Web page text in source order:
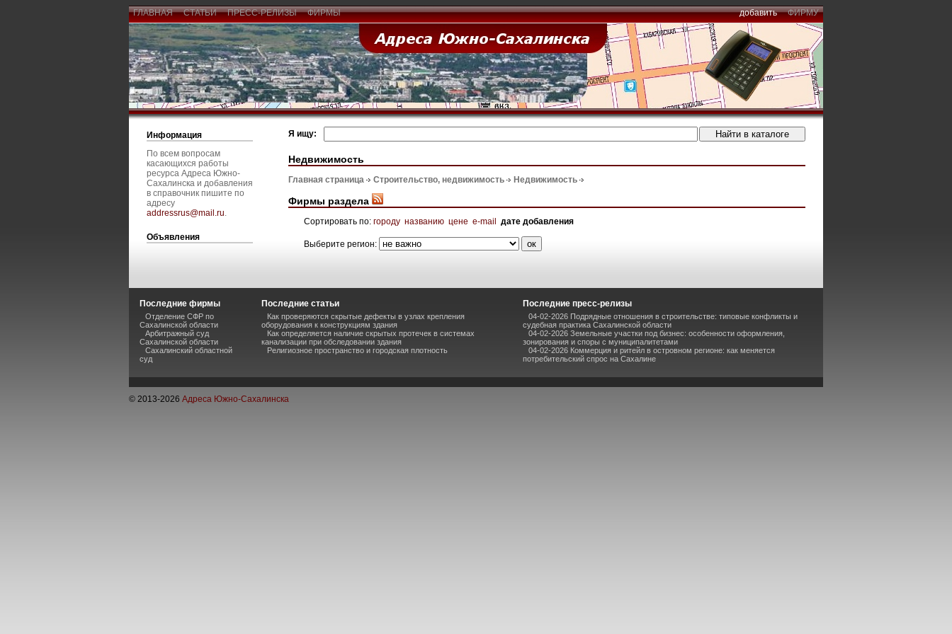
ГЛАВНАЯ СТАТЬИ ПРЕСС-РЕЛИЗЫ ФИРМЫ добавить ФИРМУ
Информация
По всем вопросам
касающихся работы
ресурса Адреса Южно-
Сахалинска и добавления
в справочник пишите по
адресу
addressrus@mail.ru.
Объявления
Я ищу:
Недвижимость
Главная страница Строительство, недвижимость Недвижимость
Фирмы раздела
Сортировать по: городу названию цене e-mail дате добавления
Выберите регион:
Последние фирмы
Отделение СФР по
Сахалинской области
Арбитражный суд
Сахалинской области
Сахалинский областной
суд
Последние статьи
Как проверяются скрытые дефекты в узлах крепления
оборудования к конструкциям здания
Как определяется наличие скрытых протечек в системах
канализации при обследовании здания
Религиозное пространство и городская плотность
Последние пресс-релизы
04-02-2026 Подрядные отношения в строительстве: типовые конфликты и
судебная практика Сахалинской области
04-02-2026 Земельные участки под бизнес: особенности оформления,
зонирования и споры с муниципалитетами
04-02-2026 Коммерция и ритейл в островном регионе: как меняется
потребительский спрос на Сахалине
© 2013-2026 Адреса Южно-Сахалинска